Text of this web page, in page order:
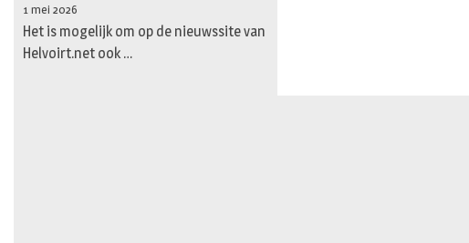
1 mei 2026
Het is mogelijk om op de nieuwssite van
Helvoirt.net ook …